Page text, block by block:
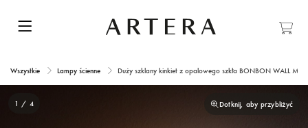
Wszystkie Lampy ścienne Duży szklany kinkiet z opalowego szkła BONBON WALL M
Dotknij, aby przybliżyć
1 / 4